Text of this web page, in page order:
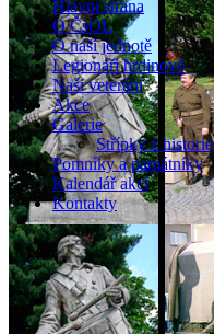
Hlavní strana
O ČsOL
O naší jednotě
Legionáři hrdinové
Naši veteráni
Akce
Galerie
Střípky z historie
Pomníky a památníky
Kalendář akcí
Kontakty